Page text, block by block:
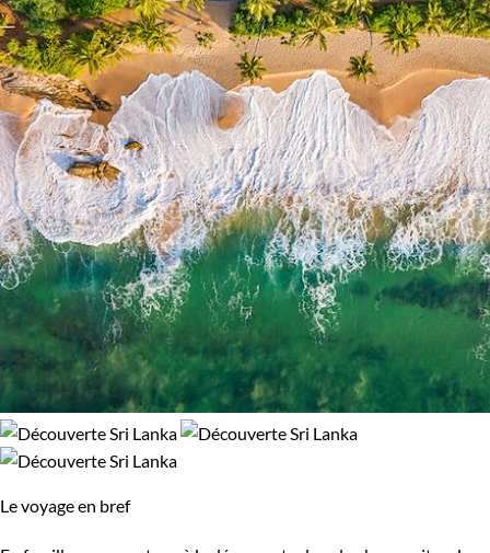
Mozambique Namibie
Népal Nicaragua
Norvège Nouvelle-Zélande
Oman Ouganda
Ouzbekistan Pakistan
Palestine Panama
Pérou Philippines
Pologne Portugal
République tchèque
Terres Polaires Volcans
Le voyage en bref